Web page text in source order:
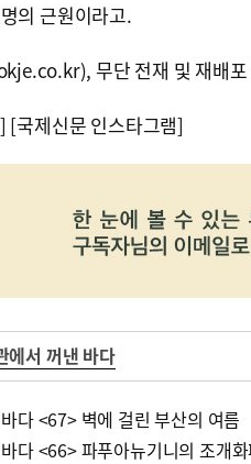
의 근원이라고.
무단 전재 및 재배포
[국제신문 인스타그램]
에서 꺼낸 바다
다 <67> 벽에 걸린 부산의 여름
다 <66> 파푸아뉴기니의 조개